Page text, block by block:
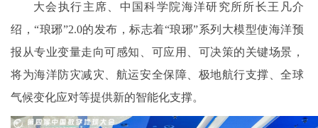
大会执行主席、中国科学院海洋研究所所长王凡介
绍，“琅琊”2.0的发布，标志着“琅琊”系列大模型使海洋预
报从专业变量走向可感知、可应用、可决策的关键场景，
将为海洋防灾减灾、航运安全保障、极地航行支撑、全球
气候变化应对等提供新的智能化支撑。